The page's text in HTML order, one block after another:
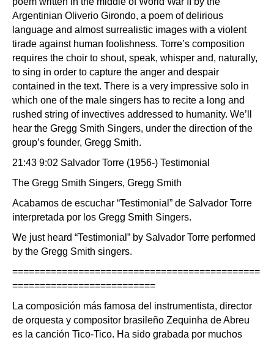
Argentinian Oliverio Girondo, a poem of delirious
language and almost surrealistic images with a violent
tirade against human foolishness. Torre’s composition
requires the choir to shout, speak, whisper and, naturally,
to sing in order to capture the anger and despair
contained in the text. There is a very impressive solo in
which one of the male singers has to recite a long and
rushed string of invectives addressed to humanity. We’ll
hear the Gregg Smith Singers, under the direction of the
group’s founder, Gregg Smith.
21:43 9:02 Salvador Torre (1956-) Testimonial
The Gregg Smith Singers, Gregg Smith
Acabamos de escuchar “Testimonial” de Salvador Torre
interpretada por los Gregg Smith Singers.
We just heard “Testimonial” by Salvador Torre performed
by the Gregg Smith singers.
=============================================
==========================
La composición más famosa del instrumentista, director
de orquesta y compositor brasileño Zequinha de Abreu
es la canción Tico-Tico. Ha sido grabada por muchos